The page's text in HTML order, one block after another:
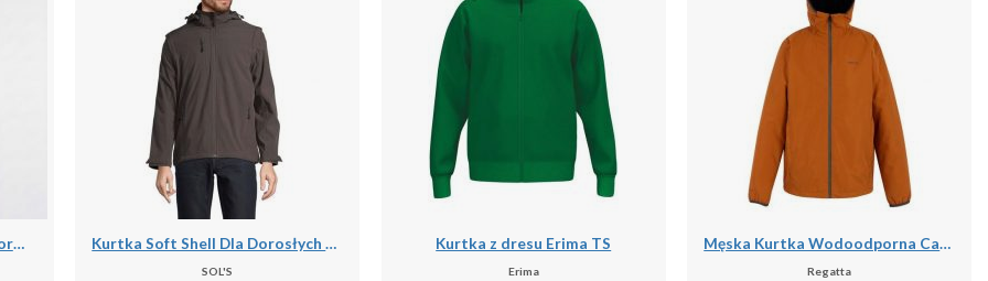
Kurtka przeciwdeszczowa Storm dla mężczyzn do biegania czarno-biała Kurtka Soft Shell Dla Dorosłych Unisex Falcon 3 W 1
SOL'S
Kurtka z dresu Erima TS
Erima
Męska Kurtka Wodoodporna Caspen
Regatta